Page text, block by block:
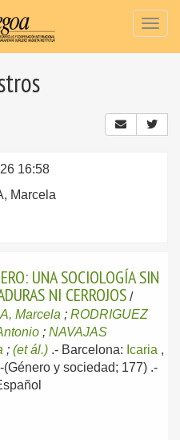
16:58
Marcela
UNA SOCIOLOGÍA SIN
NI CERROJOS /
Marcela ; RODRIGUEZ
; NAVAJAS
; (et ál.) .- Barcelona: Icaria ,
y sociedad; 177) .-